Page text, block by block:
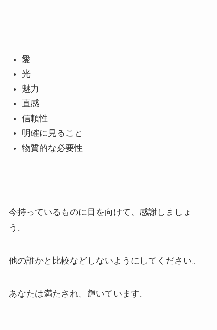
愛
光
魅力
直感
信頼性
明確に見ること
物質的な必要性
今持っているものに目を向けて、感謝しましょ
う。
他の誰かと比較などしないようにしてください。
あなたは満たされ、輝いています。